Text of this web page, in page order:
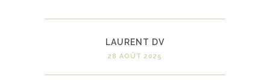
LAURENT DV
28 AOÛT 2025